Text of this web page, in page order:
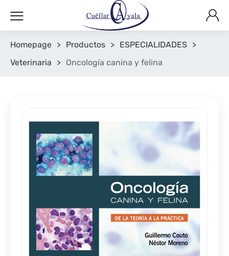
Homepage > Productos > ESPECIALIDADES >
Veterinaria
> Oncología canina y felina